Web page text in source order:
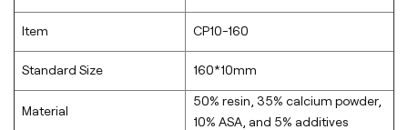
Item CP10-160
Standard Size 160*10mm
Material
50% resin, 35% calcium powder,
10% ASA, and 5% additives